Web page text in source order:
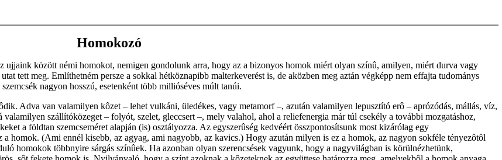
Homokozó
ujjaink között némi homokot, nemigen gondolunk arra, hogy az a bizonyos homok miért olyan színû, amilyen, miért durva vagy
tett meg. Említhetném persze a sokkal hétköznapibb malterkeverést is, de aközben meg aztán végképp nem effajta tudománys
nagyon hosszú, esetenként több millióséves múlt tanúi.
Adva van valamilyen kôzet – lehet vulkáni, üledékes, vagy metamorf –, azután valamilyen lepusztító erô – aprózódás, mállás, víz,
szállítóközeget – folyót, szelet, gleccsert –, mely valahol, ahol a reliefenergia már túl csekély a további mozgatáshoz,
a földtan szemcseméret alapján (is) osztályozza. Az egyszerûség kedvéért összpontosítsunk most kizárólag egy
a homok. (Ami ennél kisebb, az agyag, ami nagyobb, az kavics.) Hogy azután milyen is ez a homok, az nagyon sokféle tényezôtôl
homokok többnyire sárgás színûek. Ha azonban olyan szerencsések vagyunk, hogy a nagyvilágban is körülnézhetünk,